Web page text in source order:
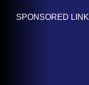
SPONSORED LINK